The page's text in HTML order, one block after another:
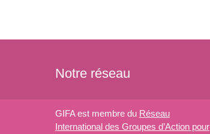
Notre réseau
GIFA est membre du Réseau
International des Groupes d’Action pour